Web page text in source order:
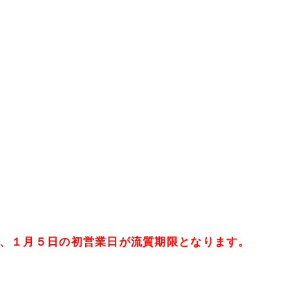
月５日の初営業日が流質期限となります。